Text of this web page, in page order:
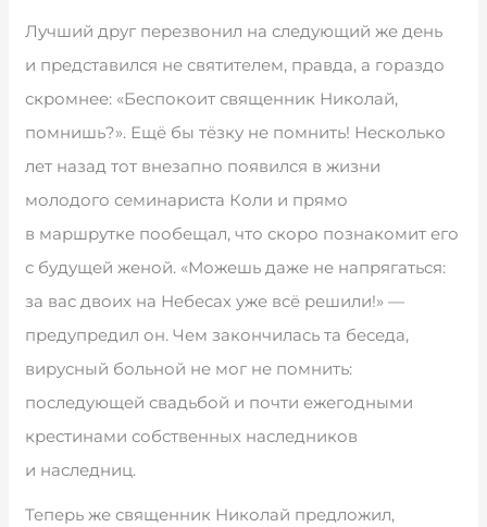
Лучший друг перезвонил на следующий же день
и представился не святителем, правда, а гораздо
скромнее: «Беспокоит священник Николай,
помнишь?». Ещё бы тёзку не помнить! Несколько
лет назад тот внезапно появился в жизни
молодого семинариста Коли и прямо
в маршрутке пообещал, что скоро познакомит его
с будущей женой. «Можешь даже не напрягаться:
за вас двоих на Небесах уже всё решили!» —
предупредил он. Чем закончилась та беседа,
вирусный больной не мог не помнить:
последующей свадьбой и почти ежегодными
крестинами собственных наследников
и наследниц.
Теперь же священник Николай предложил,